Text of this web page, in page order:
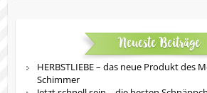
Neueste Beiträge
HERBSTLIEBE – das neue Produkt des
Schimmer